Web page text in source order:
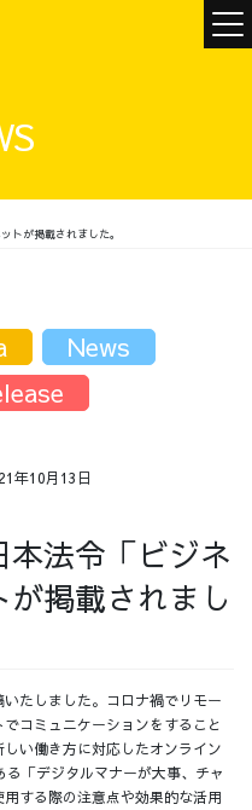
チームインタビュー01
トが掲載されました。
年10月13日
本法令「ビジネ
掲載されまし
たしました。コロナ禍でリモー
コミュニケーションをすること
い働き方に対応したオンライン
「デジタルマナーが大事、チャ
する際の注意点や効果的な活用
News